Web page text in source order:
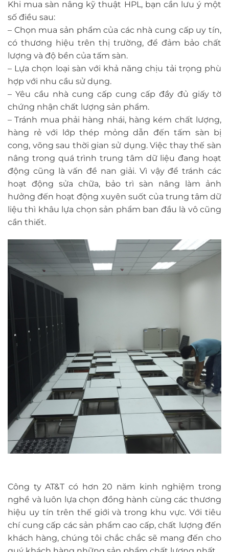
Khi mua sàn nâng kỹ thuật HPL, bạn cần lưu ý một
số điều sau:
– Chọn mua sản phẩm của các nhà cung cấp uy tín,
có thương hiệu trên thị trường, để đảm bảo chất
lượng và độ bền của tấm sàn.
– Lựa chọn loại sàn với khả năng chịu tải trọng phù
hợp với nhu cầu sử dụng.
– Yêu cầu nhà cung cấp cung cấp đầy đủ giấy tờ
chứng nhận chất lượng sản phẩm.
– Tránh mua phải hàng nhái, hàng kém chất lượng,
hàng rẻ với lớp thép mỏng dẫn đến tấm sàn bị
cong, võng sau thời gian sử dụng. Việc thay thế sàn
nâng trong quá trình trung tâm dữ liệu đang hoạt
động cũng là vấn đề nan giải. Vì vậy để tránh các
hoạt động sửa chữa, bảo trì sàn nâng làm ảnh
hưởng đến hoạt động xuyên suốt của trung tâm dữ
liệu thì khâu lựa chọn sản phẩm ban đầu là vô cũng
cần thiết.
Công ty AT&T có hơn 20 năm kinh nghiệm trong
nghề và luôn lựa chọn đồng hành cùng các thương
hiệu uy tín trên thế giới và trong khu vực. Với tiêu
chí cung cấp các sản phẩm cao cấp, chất lượng đến
khách hàng, chúng tôi chắc chắc sẽ mang đến cho